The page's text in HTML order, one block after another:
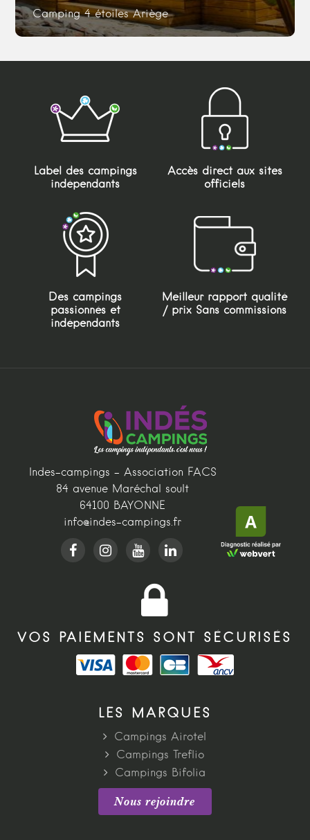
Camping 4 étoiles Ariège
Label des campings
indépendants
Accès direct aux sites
officiels
Des campings
passionnés et
indépendants
Meilleur rapport qualité
/ prix Sans commissions
Indes-campings - Association FACS
84 avenue Maréchal soult
64100 BAYONNE
info@indes-campings.fr
VOS PAIEMENTS SONT SÉCURISÉS
LES MARQUES
Campings Airotel
Campings Treflio
Campings Bifolia
Nous rejoindre